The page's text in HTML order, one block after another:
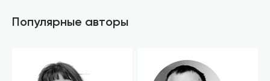
Популярные авторы